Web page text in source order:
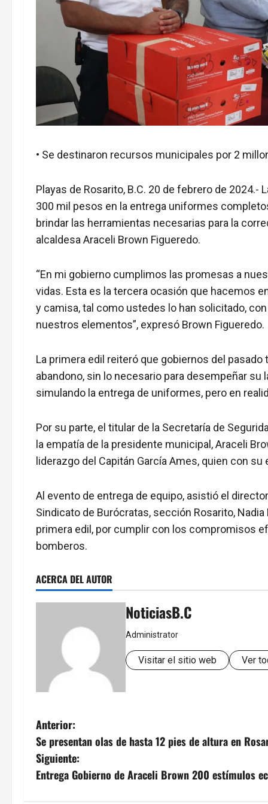
• Se destinaron recursos municipales por 2
Playas de Rosarito, B.C. 20 de febrero de
300 mil pesos en la entrega uniformes
brindar las herramientas necesarias para la
alcaldesa Araceli Brown Figueredo.
“En mi gobierno cumplimos las promesas a
vidas. Esta es la tercera ocasión que hacemos
y camisa, tal como ustedes lo han solicitado,
nuestros elementos”, expresó Brown Figueredo.
La primera edil reiteró que gobiernos del pasado
abandono, sin lo necesario para desempeñar
simulando la entrega de uniformes, pero en
Por su parte, el titular de la Secretaría de
la empatía de la presidente municipal, Araceli
liderazgo del Capitán García Ames, quien con
Al evento de entrega de equipo, asistió el
Sindicato de Burócratas, sección Rosarito,
primera edil, por cumplir con los compromisos
bomberos.
ACERCA DEL AUTOR
NoticiasB.C
Administrator
Visitar el sitio web Ver
N
a
v
Anterior:
Se presentan olas de hasta 12 pies de altura en
Siguiente:
Entrega Gobierno de Araceli Brown 200 estímulos